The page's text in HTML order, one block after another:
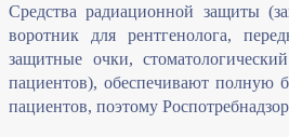
Средства радиационной защиты
воротник для рентгенолога,
защитные очки,
пациентов), обеспечивают полную
пациентов, поэтому